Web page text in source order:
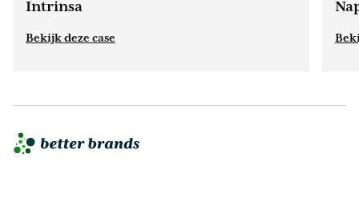
Intrinsa
Bekijk deze case